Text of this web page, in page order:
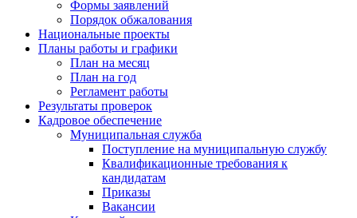
Формы заявлений
Порядок обжалования
Национальные проекты
Планы работы и графики
План на месяц
План на год
Регламент работы
Результаты проверок
Кадровое обеспечение
Муниципальная служба
Поступление на муниципальную службу
Квалификационные требования к
кандидатам
Приказы
Вакансии